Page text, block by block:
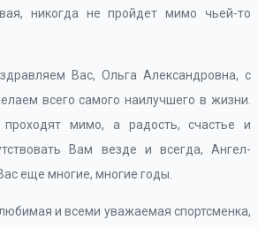
никогда не пройдет мимо чьей-то
Вас, Ольга Александровна, с
всего самого наилучшего в жизни.
проходят мимо, а радость, счастье и
Вам везде и всегда, Ангел-
еще многие, многие годы.
и всеми уважаемая спортсменка,